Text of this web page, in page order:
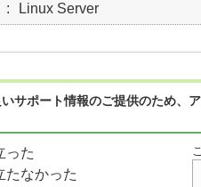
Linux Server
いサポート情報のご提供のため
った
たなかった